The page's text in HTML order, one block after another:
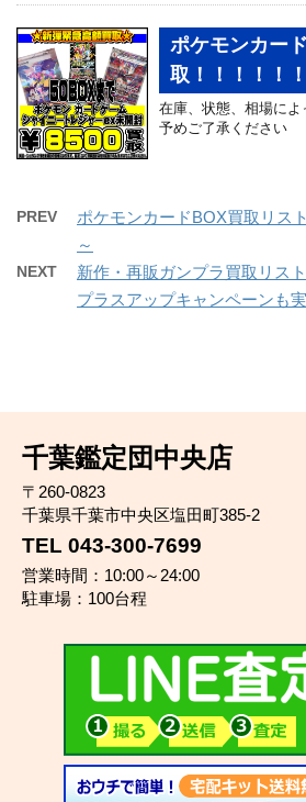
ポケモンカー
取！！！！！！
在庫、状態、相場に
予めご了承ください
PREV
ポケモンカードBOX買取リス
～
NEXT
新作・再販ガンプラ買取リス
プラスアップキャンペーンも
千葉鑑定団中央店
〒260-0823
千葉県千葉市中央区塩田町385-2
TEL 043-300-7699
営業時間：10:00～24:00
駐車場：100台程